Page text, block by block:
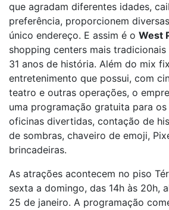
que agradam diferentes idades,
preferência, proporcionem
único endereço. E assim é o West
shopping centers mais tradicionais
31 anos de história. Além do mix
entretenimento que possui, com
teatro e outras operações, o
uma programação gratuita para
oficinas divertidas, contação de
de sombras, chaveiro de emoji,
brincadeiras.
As atrações acontecem no piso
sexta a domingo, das 14h às 20h,
25 de janeiro. A programação